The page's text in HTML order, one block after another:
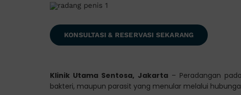
KONSULTASI & RESERVASI SEKARANG
Klinik Utama Sentosa, Jakarta– Peradangan
bakteri, maupun parasit yang menular melalui